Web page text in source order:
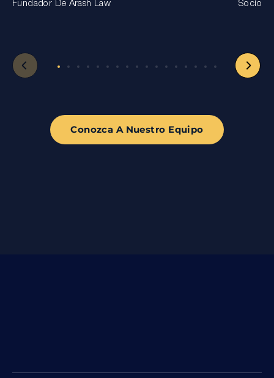
Fundador De Arash Law Socio
Conozca A Nuestro Equipo